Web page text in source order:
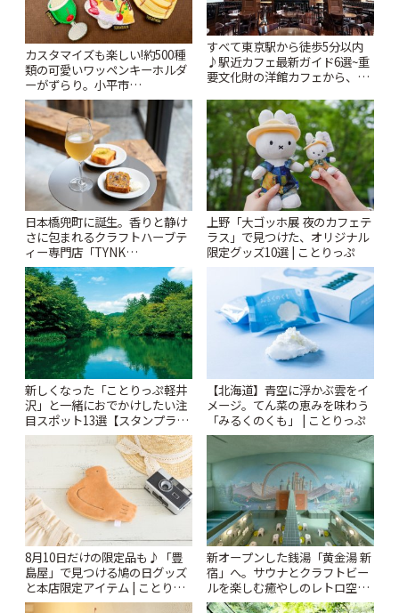
カスタマイズも楽しい!約500種
類の可愛いワッペンキーホルダ
ーがずらり。小平市
「Kimamaya T&K」 | ことりっ
ぷ
すべて東京駅から徒歩5分以内
♪駅近カフェ最新ガイド6選~重
要文化財の洋館カフェから、改
りっぷ
日本橋兜町に誕生。香りと静け
さに包まれるクラフトハーブテ
ィー専門店「TYNK
Kabutocho」 | ことりっぷ
上野「大ゴッホ展 夜のカフェテ
ラス」で見つけた、オリジナル
限定グッズ10選 | ことりっぷ
新しくなった「ことりっぷ軽井
沢」と一緒におでかけしたい注
目スポット13選【スタンプラリ
ー開催中】 | ことりっぷ
【北海道】青空に浮かぶ雲をイ
メージ。てん菜の恵みを味わう
「みるくのくも」 | ことりっぷ
8月10日だけの限定品も♪「豊
島屋」で見つける鳩の日グッズ
と本店限定アイテム | ことりっ
ぷ
新オープンした銭湯「黄金湯 新
宿」へ。サウナとクラフトビー
ルを楽しむ癒やしのレトロ空間
| ことりっぷ